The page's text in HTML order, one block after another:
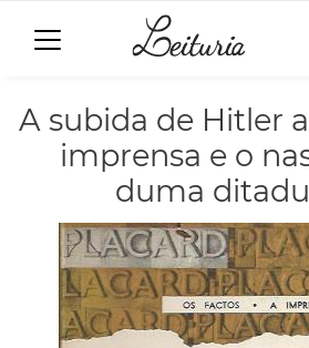
A subida de Hitler
imprensa e o
duma